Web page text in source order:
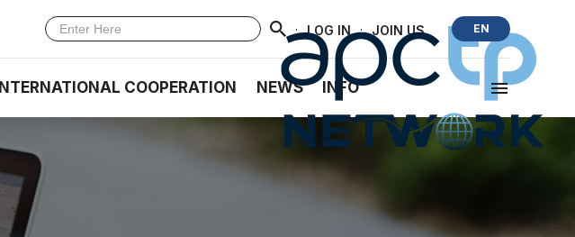
· LOG IN · JOIN US EN
INTERNATIONAL COOPERATION NEWS INFO